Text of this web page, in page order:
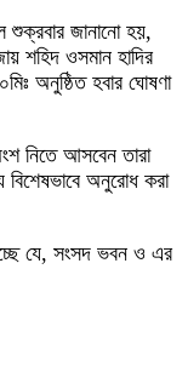
জানানো হয়,
শহিদ ওসমান হাদির
অনুষ্ঠিত হবার ঘোষণা
নিতে আসবেন তারা
অনুরোধ করা
যে, সংসদ ভবন ও এর